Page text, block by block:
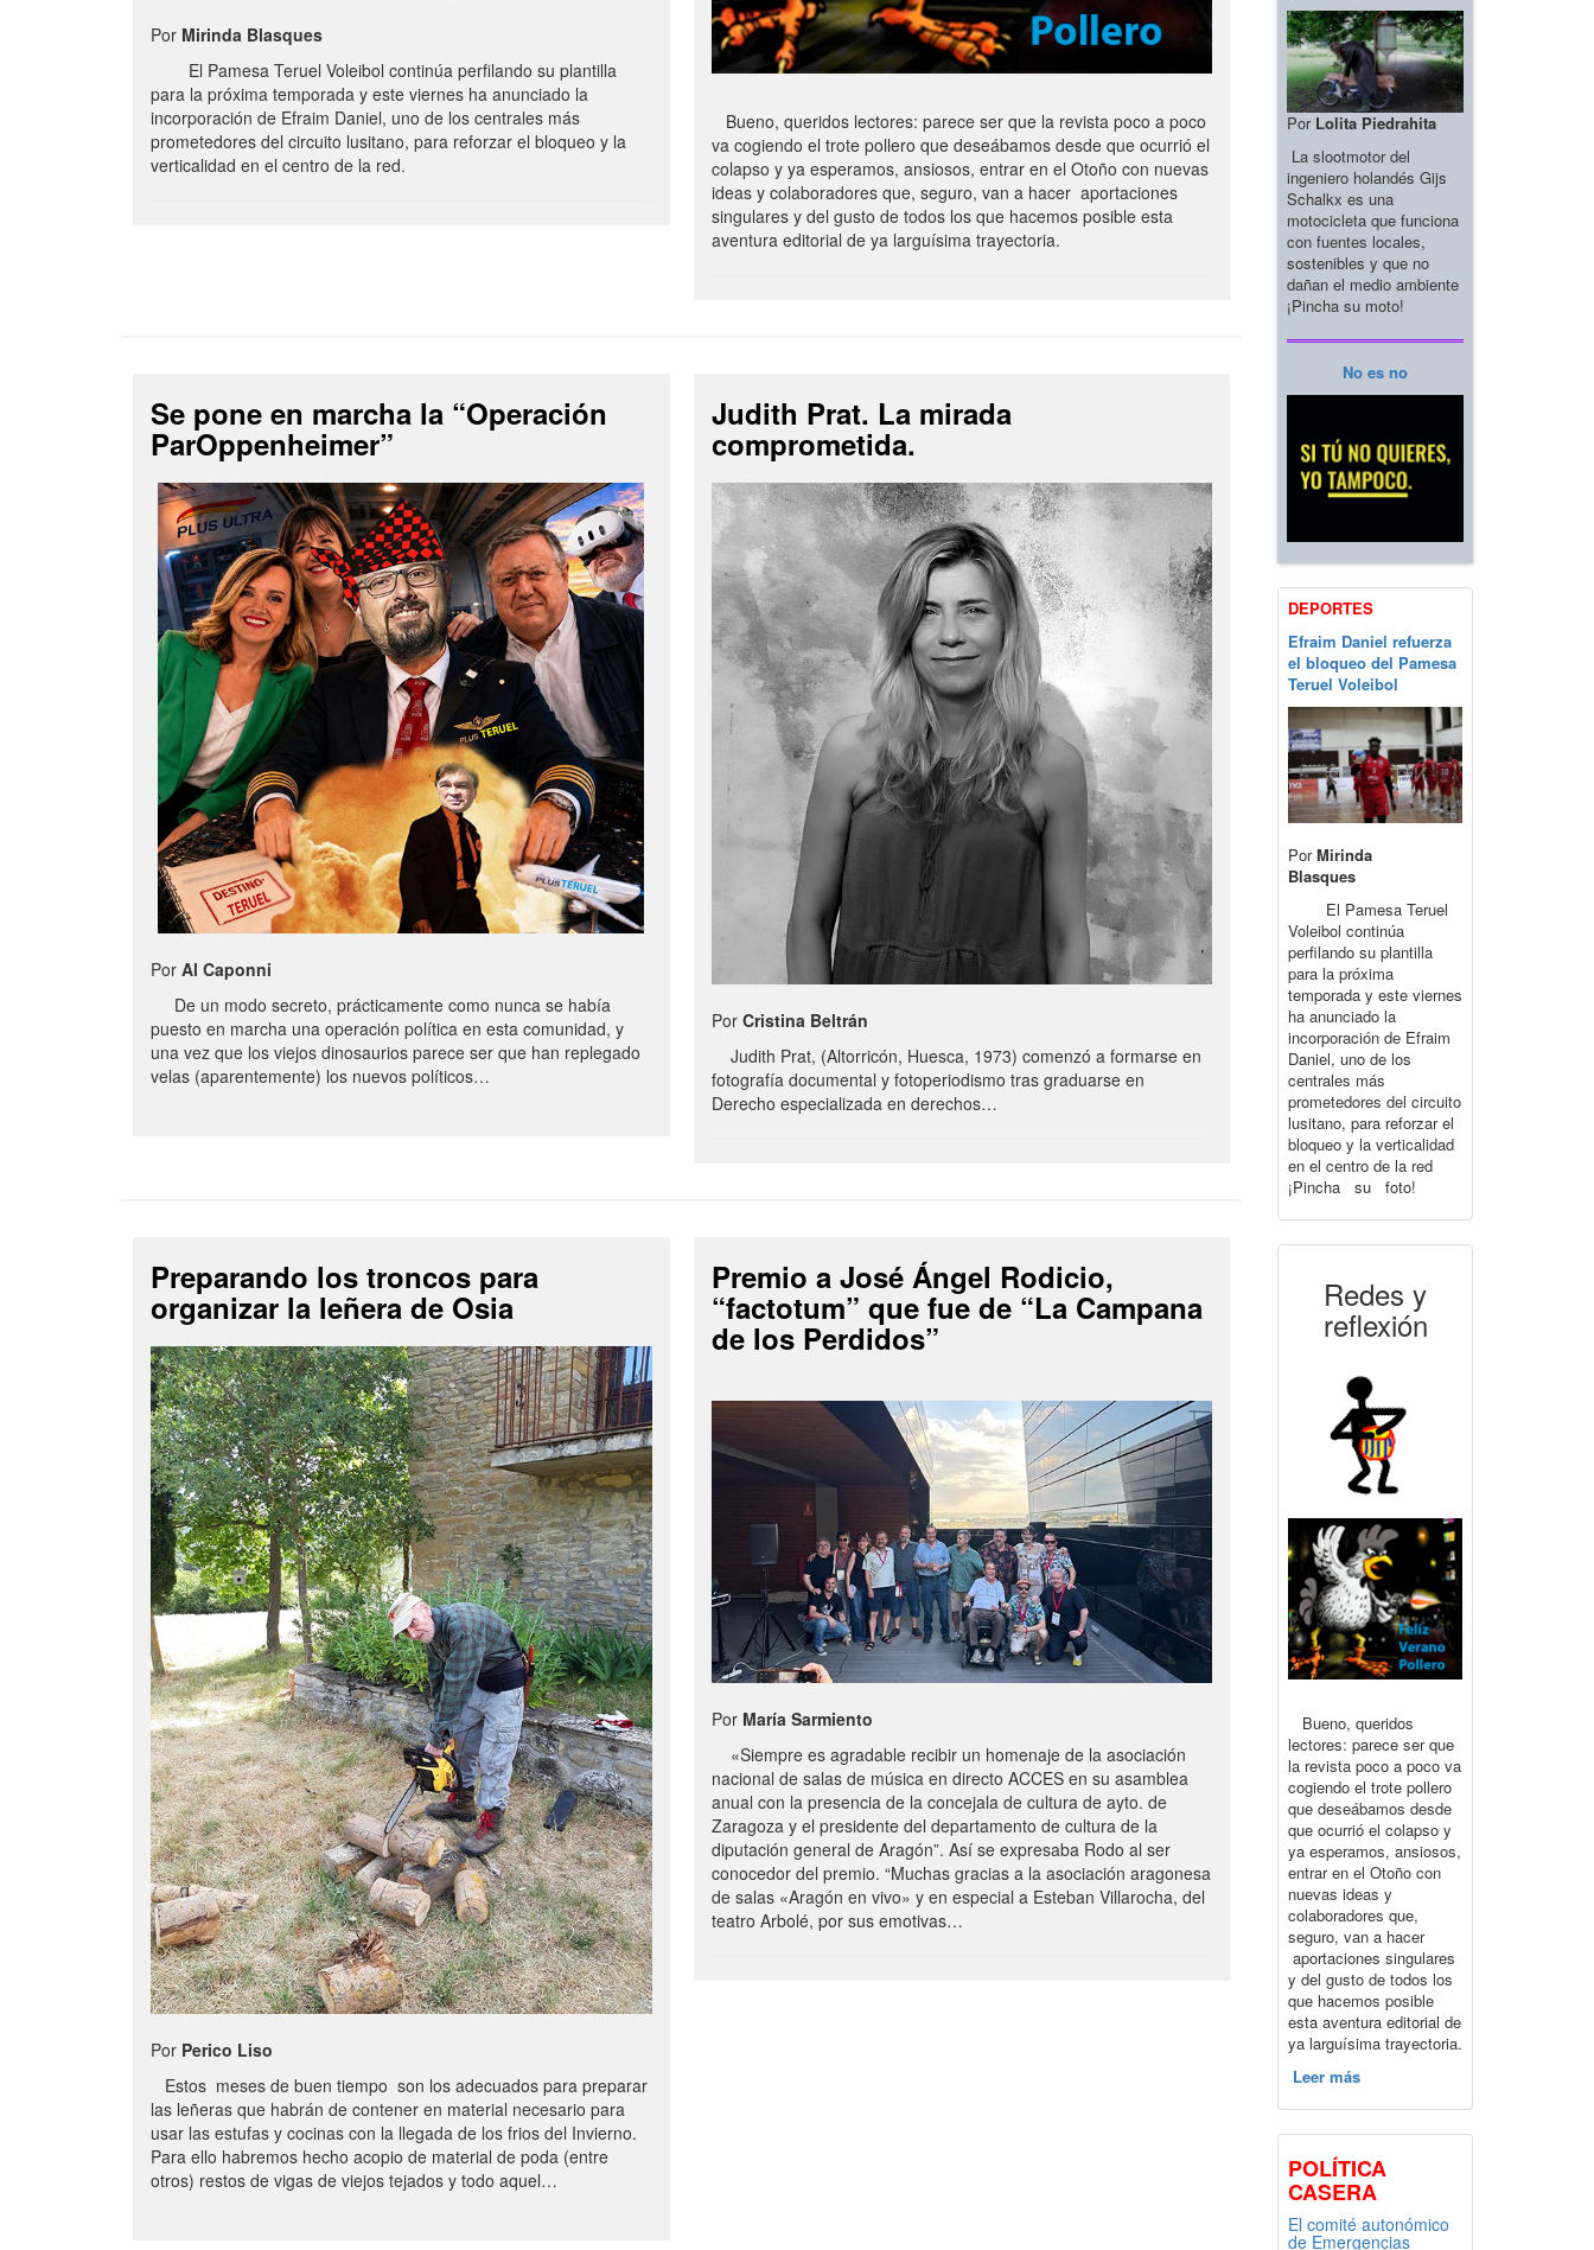
Por Mirinda Blasques
El Pamesa Teruel Voleibol continúa perfilando su plantilla
para la próxima temporada y este viernes ha anunciado la
incorporación de Efraim Daniel, uno de los centrales más
prometedores del circuito lusitano, para reforzar el bloqueo y la
verticalidad en el centro de la red.
Bueno, queridos lectores: parece ser que la revista poco a poco
va cogiendo el trote pollero que deseábamos desde que ocurrió el
colapso y ya esperamos, ansiosos, entrar en el Otoño con nuevas
ideas y colaboradores que, seguro, van a hacer aportaciones
singulares y del gusto de todos los que hacemos posible esta
aventura editorial de ya larguísima trayectoria.
Se pone en marcha la “Operación
ParOppenheimer”
Por Al Caponni
De un modo secreto, prácticamente como nunca se había
puesto en marcha una operación política en esta comunidad, y
una vez que los viejos dinosaurios parece ser que han replegado
velas (aparentemente) los nuevos políticos…
Judith Prat. La mirada
comprometida.
PorCristina Beltrán
Judith Prat, (Altorricón, Huesca, 1973) comenzó a formarse en
fotografía documental y fotoperiodismo tras graduarse en
Derecho especializada en derechos…
Preparando los troncos para
organizar la leñera de Osia
Por Perico Liso
Estos meses de buen tiempo son los adecuados para preparar
las leñeras que habrán de contener en material necesario para
usar las estufas y cocinas con la llegada de los frios del Invierno.
Para ello habremos hecho acopio de material de poda (entre
otros) restos de vigas de viejos tejados y todo aquel…
Premio a José Ángel Rodicio,
“factotum” que fue de “La Campana
de los Perdidos”
Por María Sarmiento
«Siempre es agradable recibir un homenaje de la asociación
nacional de salas de música en directo ACCES en su asamblea
anual con la presencia de la concejala de cultura de ayto. de
Zaragoza y el presidente del departamento de cultura de la
diputación general de Aragón”. Así se expresaba Rodo al ser
conocedor del premio. “Muchas gracias a la asociación aragonesa
de salas «Aragón en vivo» y en especial a Esteban Villarocha, del
teatro Arbolé, por sus emotivas…
Por Lolita Piedrahita
La slootmotor del
ingeniero holandés Gijs
Schalkx es una
motocicleta que funciona
con fuentes locales,
sostenibles y que no
dañan el medio ambiente
¡Pincha su moto!
No es no
DEPORTES
Efraim Daniel refuerza
el bloqueo del Pamesa
Teruel Voleibol
PorMirinda
Blasques
El Pamesa Teruel
Voleibol continúa
perfilando su plantilla
para la próxima
temporada y este viernes
ha anunciado la
incorporación de Efraim
Daniel, uno de los
centrales más
prometedores del circuito
lusitano, para reforzar el
bloqueo y la verticalidad
en el centro de la red
¡Pincha su foto!
Redes y
reflexión
Bueno, queridos
lectores: parece ser que
la revista poco a poco va
cogiendo el trote pollero
que deseábamos desde
que ocurrió el colapso y
ya esperamos, ansiosos,
entrar en el Otoño con
nuevas ideas y
colaboradores que,
seguro, van a hacer
aportaciones singulares
y del gusto de todos los
que hacemos posible
esta aventura editorial de
ya larguísima trayectoria.
Leer más
POLÍTICA
CASERA
El comité autonómico
de Emergencias